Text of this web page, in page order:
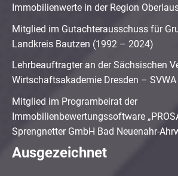
Immobilienwerte in der Region
Mitglied im Gutachterausschuss für
Landkreis Bautzen (1992 – 2024)
Lehrbeauftragter an der Sächsischen
Wirtschaftsakademie Dresden –
Mitglied im Programbeirat der
Immobilienbewertungssoftware
Sprengnetter GmbH Bad Neuenahr-
Ausgezeichnet